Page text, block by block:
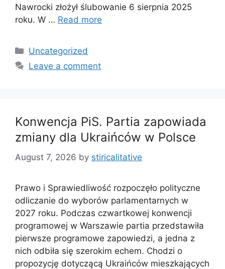
Nawrocki złożył ślubowanie 6 sierpnia 2025
roku. W … Read more
Categories
Uncategorized
Leave a comment
Konwencja PiS. Partia zapowiada
zmiany dla Ukraińców w Polsce
August 7, 2026 by stiricalitative
Prawo i Sprawiedliwość rozpoczęło polityczne
odliczanie do wyborów parlamentarnych w
2027 roku. Podczas czwartkowej konwencji
programowej w Warszawie partia przedstawiła
pierwsze programowe zapowiedzi, a jedna z
nich odbiła się szerokim echem. Chodzi o
propozycję dotyczącą Ukraińców mieszkających